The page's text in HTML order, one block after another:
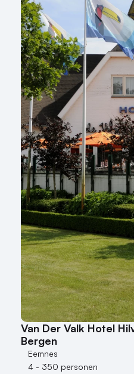
Van Der Valk Hotel
Bergen
Eemnes
4 - 350 personen